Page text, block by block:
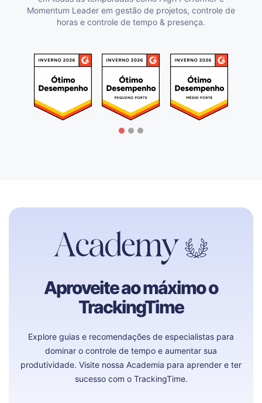
Momentum Leader em gestão de projetos, controle de
horas e controle de tempo & presença.
Aproveite ao máximo o
TrackingTime
Explore guias e recomendações de especialistas para
dominar o controle de tempo e aumentar sua
produtividade. Visite nossa Academia para aprender e ter
sucesso com o TrackingTime.